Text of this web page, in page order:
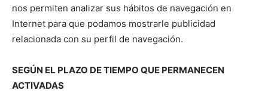
nos permiten analizar sus hábitos de navegación en
Internet para que podamos mostrarle publicidad
relacionada con su perfil de navegación.
SEGÚN EL PLAZO DE TIEMPO QUE PERMANECEN
ACTIVADAS